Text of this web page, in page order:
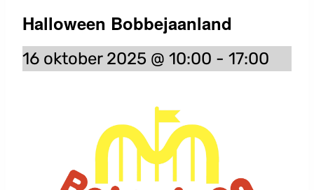
Halloween Bobbejaanland
16 oktober 2025 @ 10:00 - 17:00